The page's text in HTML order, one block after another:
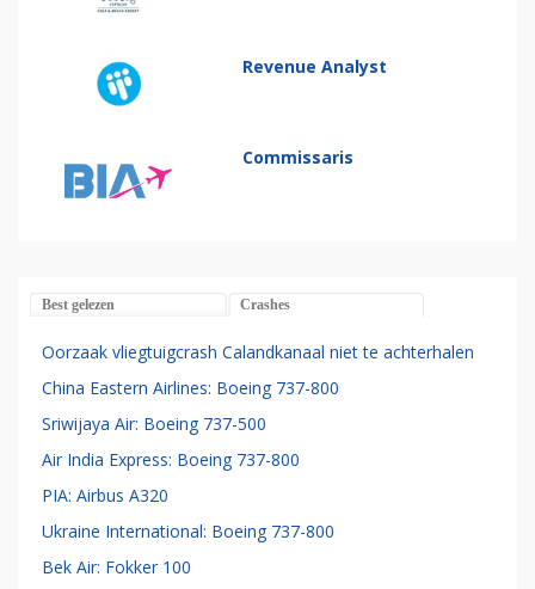
Revenue Analyst
Commissaris
Best gelezen Crashes
Oorzaak vliegtuigcrash Calandkanaal niet te achterhalen
China Eastern Airlines: Boeing 737-800
Sriwijaya Air: Boeing 737-500
Air India Express: Boeing 737-800
PIA: Airbus A320
Ukraine International: Boeing 737-800
Bek Air: Fokker 100